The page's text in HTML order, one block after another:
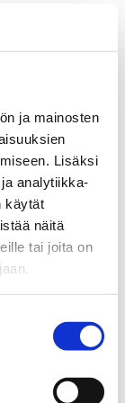
ja mainosten
Lisäksi
analytiikka-
käytät
näitä
tai joita on
ja
(UUDIS)